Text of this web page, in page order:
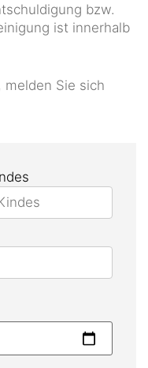
bzw.
ist innerhalb
melden Sie sich